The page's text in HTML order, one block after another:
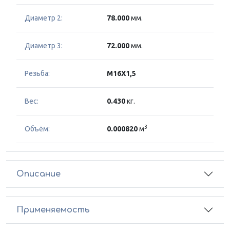
Диаметр 2: 78.000мм.
Диаметр 3: 72.000мм.
Резьба: M16X1,5
Вес: 0.430кг.
Объём: 0.000820м3
Описание
Применяемость